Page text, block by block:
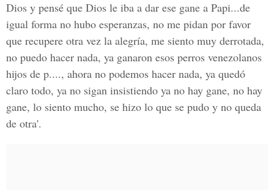
Dios y pensé que Dios le iba a dar ese gane a Papi...de
igual forma no hubo esperanzas, no me pidan por favor
que recupere otra vez la alegría, me siento muy derrotada,
no puedo hacer nada, ya ganaron esos perros venezolanos
hijos de p...., ahora no podemos hacer nada, ya quedó
claro todo, ya no sigan insistiendo ya no hay gane, no hay
gane, lo siento mucho, se hizo lo que se pudo y no queda
de otra'.